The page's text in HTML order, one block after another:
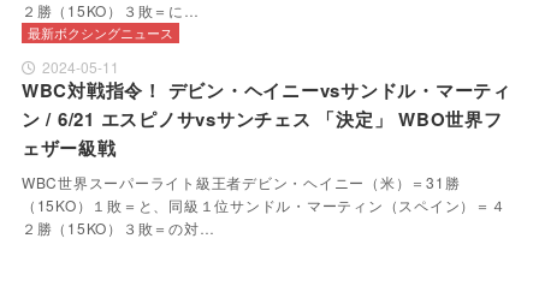
２勝（15KO）３敗＝に…
最新ボクシングニュース
2024-05-11
WBC対戦指令！ デビン・ヘイニーvsサンドル・マーティ
ン / 6/21 エスピノサvsサンチェス 「決定」 WBO世界フ
ェザー級戦
WBC世界スーパーライト級王者デビン・ヘイニー（米）＝31勝
（15KO）１敗＝と、同級１位サンドル・マーティン（スペイン）＝４
２勝（15KO）３敗＝の対…